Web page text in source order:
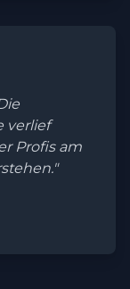
verlief
Profis am